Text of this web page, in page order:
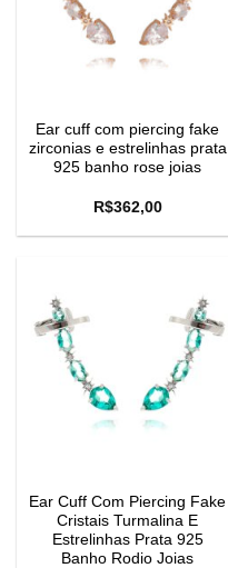
Ear cuff com piercing fake
zirconias e estrelinhas prata
925 banho rose joias
R$362,00
Ear Cuff Com Piercing Fake
Cristais Turmalina E
Estrelinhas Prata 925
Banho Rodio Joias